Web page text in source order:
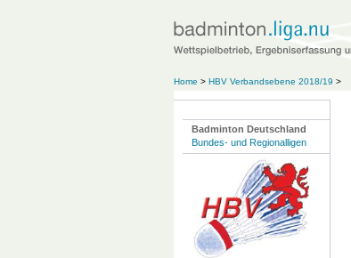
Home > HBV Verbandsebene 2018/19 >
Badminton Deutschland
Bundes- und Regionalligen